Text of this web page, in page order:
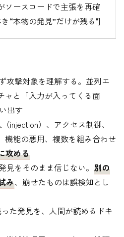
ソースコードで主張を再確
“本物の発見”だけが残る"]
攻撃対象を理解する。並列エ
ャと「入力が入ってくる面
出す
（injection）、アクセス制御、
機能の悪用、複数を組み合わせ
攻める
見をそのまま信じない。 別の
み、崩せたものは誤検知とし
った発見を、人間が読めるドキ